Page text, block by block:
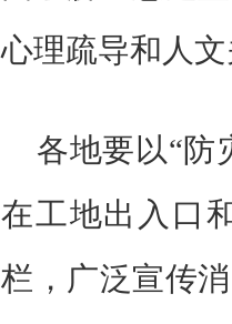
心理疏导和人
各地要以“防
在工地出入口
栏，广泛宣传